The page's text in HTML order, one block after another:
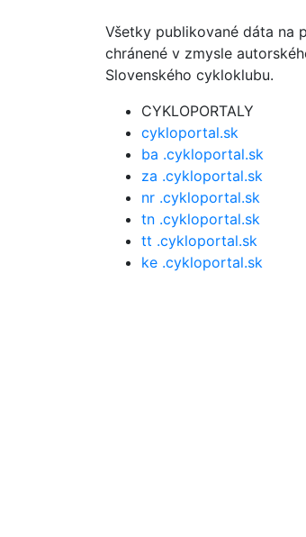
Všetky publikované dáta na
chránené v zmysle
Slovenského cykloklubu.
CYKLOPORTALY
cykloportal.sk
ba .cykloportal.sk
za .cykloportal.sk
nr .cykloportal.sk
tn .cykloportal.sk
tt .cykloportal.sk
ke .cykloportal.sk